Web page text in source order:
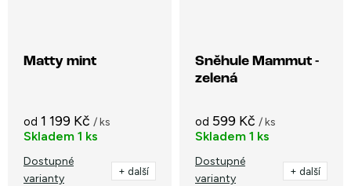
Matty mint
od 1 199 Kč / ks
Skladem 1 ks
Dostupné
varianty
+ další
Sněhule Mammut -
zelená
od 599 Kč / ks
Skladem 1 ks
Dostupné
varianty
+ další